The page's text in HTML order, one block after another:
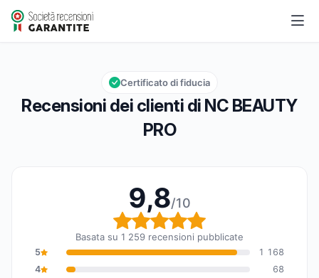
NC BEAUTY PRO
Valutazione globale: 9,8 su 10
9,8/10
Recensioni dei clienti di NC BEAUTY
PRO
Certificato di fiducia
9,8/10
Valutazione globale:
Basata su 1 259 recensioni pubblicate
5
1 168
4
68